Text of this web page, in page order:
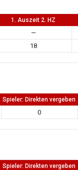
1. Auszeit 2. HZ
—
18
Spieler: Direkten vergeben
0
Spieler: Direkten vergeben